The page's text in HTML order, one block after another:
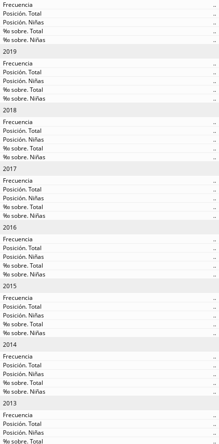
..
..
..
..
..
2019
..
..
..
..
..
2018
..
..
..
..
..
2017
..
..
..
..
..
2016
..
..
..
..
..
2015
..
..
..
..
..
2014
..
..
..
..
..
2013
..
..
..
..